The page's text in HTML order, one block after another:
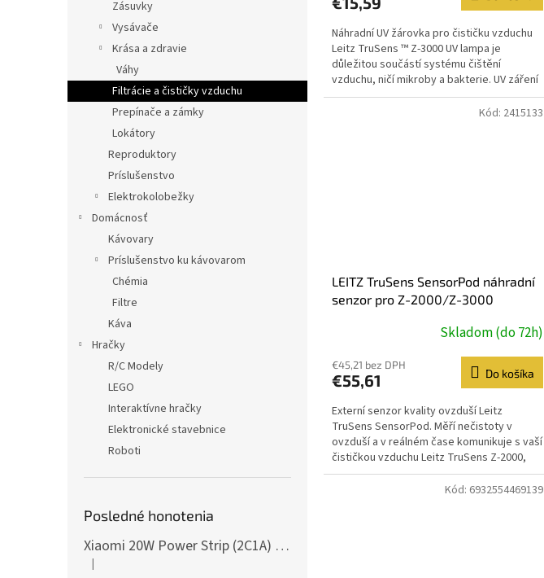
Zásuvky
Vysávače
Krása a zdravie
Váhy
Filtrácie a čističky vzduchu
Prepínače a zámky
Lokátory
Reproduktory
Príslušenstvo
Elektrokolobežky
Domácnosť
Kávovary
Príslušenstvo ku kávovarom
Chémia
Filtre
Káva
Hračky
R/C Modely
LEGO
Interaktívne hračky
Elektronické stavebnice
Roboti
Posledné honotenia
Xiaomi 20W Power Strip (2C1A) EU
Hodnotenie produktu je 5 z 5 hviezdičiek.
|
Náhradní UV žárovka pro čističku vzduchu
Leitz TruSens ™ Z-3000 UV lampa je
důležitou součástí systému čištění
vzduchu, ničí mikroby a bakterie. UV záření
snižuje...
LEITZ TruSens SensorPod náhradní
senzor pro Z-2000/Z-3000
Skladom (do 72h)
€45,21 bez DPH
€55,61 Do košíka
Externí senzor kvality ovzduší Leitz
TruSens SensorPod. Měří nečistoty v
ovzduší a v reálném čase komunikuje s vaší
čističkou vzduchu Leitz TruSens Z-2000,
nebo Leitz TruSens...
Kód: 2415133
Kód: 6932554469139